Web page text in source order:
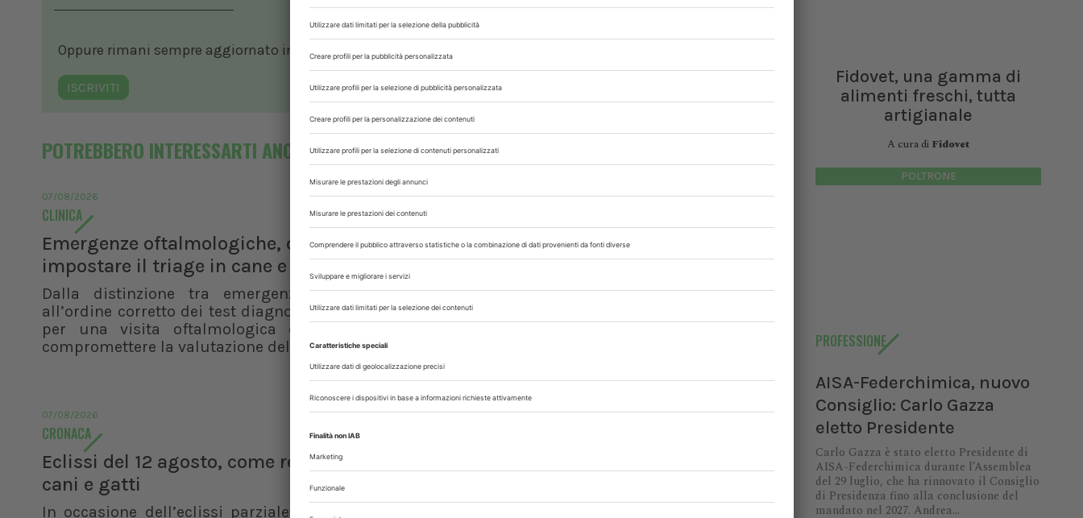
Oppure rimani sempre aggiornato in ambito veterinario, iscrivendoti alla nostra newsletter!
ISCRIVITI
POTREBBERO INTERESSARTI ANCHE
07/08/2026
CLINICA
Emergenze oftalmologiche, come
impostare il triage in cane e gatto
Dalla distinzione tra emergenza e urgenza
all’ordine corretto dei test diagnostici, i principi
per una visita oftalmologica efficace senza
compromettere la valutazione del paziente
07/08/2026
DAL SETTORE
AISA-Federchimica, nuovo Consiglio:
Carlo Gazza eletto Presidente
Carlo Gazza è stato eletto Presidente di AISA-
Federchimica durante l’Assemblea del 29 luglio,
A cura di
07/08/2026
CRONACA
Eclissi del 12 agosto, come reagiscono
cani e gatti
In occasione dell’eclissi parziale di sole del 12
07/08/2026
Fidovet, una gamma di
alimenti freschi, tutta
artigianale
A cura di Fidovet
POLTRONE
PROFESSIONE
AISA-Federchimica, nuovo
Consiglio: Carlo Gazza
eletto Presidente
Carlo Gazza è stato eletto Presidente di
AISA-Federchimica durante l’Assemblea
del 29 luglio, che ha rinnovato il Consiglio
di Presidenza fino alla conclusione del
mandato nel 2027. Andrea...